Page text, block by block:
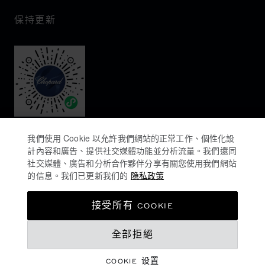
MOP$ 535,000.00
保持更新
COOKIES政策
我們使用 Cookie 以允許我們網站的正常工作、個性化設
計內容和廣告、提供社交媒體功能並分析流量。我們還同
社交媒體、廣告和分析合作夥伴分享有關您使用我們網站
的信息。我们已更新我们的 隐私政策
COOKIE 设置
全部拒絕
接受所有 COOKIE